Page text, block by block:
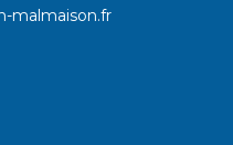
malmaison.fr